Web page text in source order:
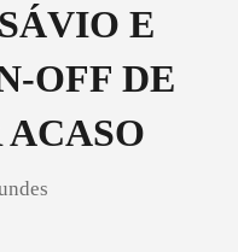
E
OFF DE
ACASO